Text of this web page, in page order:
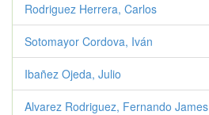
Rodriguez Herrera, Carlos
Sotomayor Cordova, Iván
Ibañez Ojeda, Julio
Alvarez Rodriguez, Fernando James